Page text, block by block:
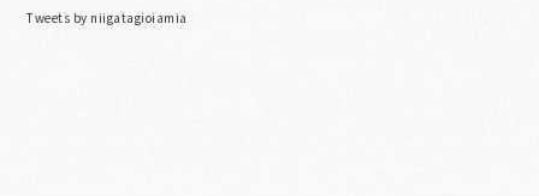
Tweets by niigatagioiamia